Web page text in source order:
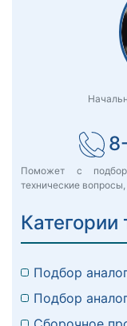
Поможет с
технические
Категории
Подбор
Подбор